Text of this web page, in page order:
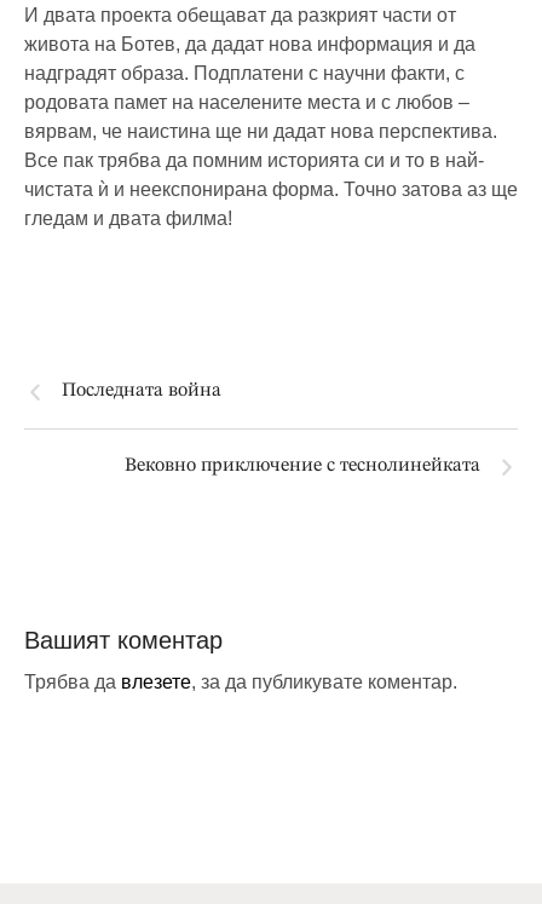
И двата проекта обещават да разкрият части от
живота на Ботев, да дадат нова информация и да
надградят образа. Подплатени с научни факти, с
родовата памет на населените места и с любов –
вярвам, че наистина ще ни дадат нова перспектива.
Все пак трябва да помним историята си и то в най-
чистата ѝ и неекспонирана форма. Точно затова аз ще
гледам и двата филма!
Последната война
Вековно приключение с теснолинейката
Вашият коментар
Трябва да влезете, за да публикувате коментар.